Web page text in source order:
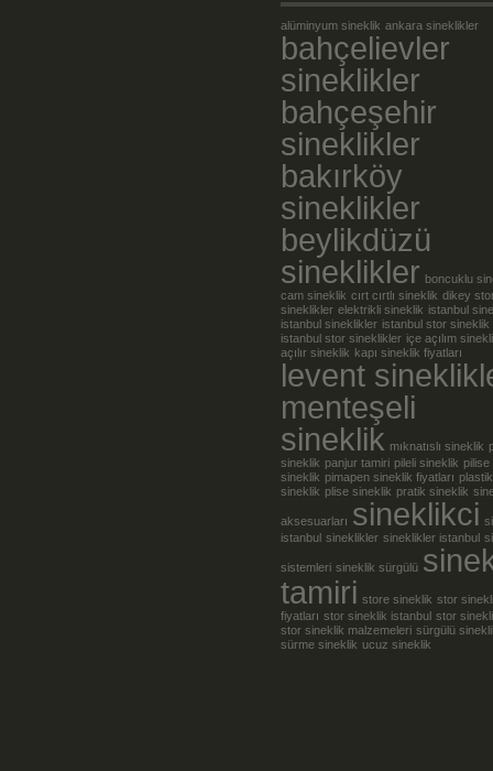
alüminyum sineklik ankara sineklikler
bahçelievler
sineklikler
bahçeşehir
sineklikler
bakırköy
sineklikler
beylikdüzü
sineklikler boncuklu
cam sineklik cırt cırtlı sineklik dikey
sineklikler elektrikli sineklik istanbul
istanbul sineklikler istanbul stor sineklik
istanbul stor sineklikler içe açılım
açılır sineklik kapı sineklik fiyatları
levent
menteşeli
sineklik mıknatıslı sineklik
sineklik panjur tamiri pileli sineklik pilise
sineklik pimapen sineklik fiyatları plastik
sineklik plise sineklik pratik sineklik
aksesuarları sineklikci
istanbul sineklikler sineklikler istanbul
sistemleri sineklik sürgülü
tamiri store sineklik stor
fiyatları stor sineklik istanbul stor
stor sineklik malzemeleri sürgülü
sürme sineklik ucuz sineklik